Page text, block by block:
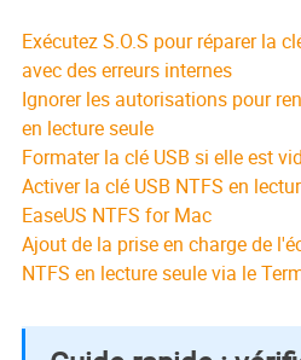
Exécutez S.O.S pour réparer la
avec des erreurs internes
Ignorer les autorisations pour
en lecture seule
Formater la clé USB si elle est
Activer la clé USB NTFS en
EaseUS NTFS for Mac
Ajout de la prise en charge de
NTFS en lecture seule via le